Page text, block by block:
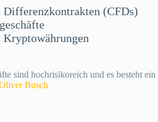
(CFDs)
sind hochrisikoreich und es besteht
Busch